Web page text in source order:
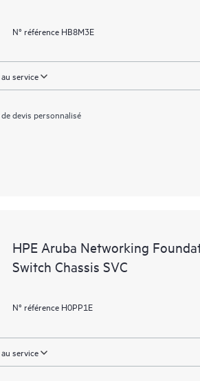
N° référence HB8M3E
service
devis personnalisé
HPE Aruba Networking
Switch Chassis SVC
N° référence H0PP1E
service